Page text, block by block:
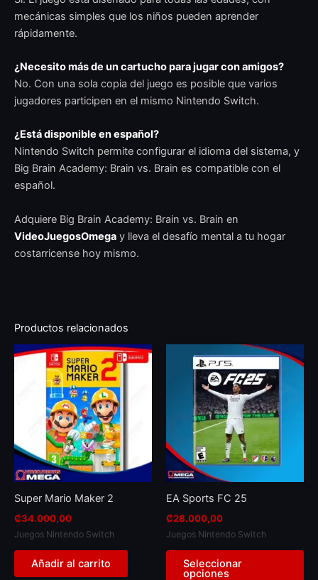
mecánicas simples que los niños pueden aprender
rápidamente.
¿Necesito más de un cartucho para jugar con amigos?
No. Con una sola copia del juego es posible que varios
jugadores participen en el mismo Nintendo Switch.
¿Está disponible en español?
Nintendo Switch permite configurar el idioma del sistema, y
Big Brain Academy: Brain vs. Brain es compatible con el
español.
Adquiere Big Brain Academy: Brain vs. Brain en
VideoJuegosOmega y lleva el desafío mental a tu hogar
costarricense hoy mismo.
Productos relacionados
Super Mario Maker 2
₡34.000,00
Juegos Nintendo Switch
Añadir al carrito
EA Sports FC 25
₡28.000,00
Juegos Nintendo Switch
Seleccionar
opciones